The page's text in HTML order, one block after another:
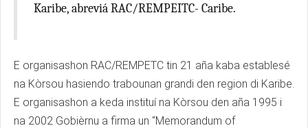
Karibe, abreviá RAC/REMPEITC- Caribe.
E organisashon RAC/REMPETC tin 21 aña kaba establesé
na Kòrsou hasiendo trabounan grandi den region di Karibe.
E organisashon a keda instituí na Kòrsou den aña 1995 i
na 2002 Gobièrnu a firma un “Memorandum of